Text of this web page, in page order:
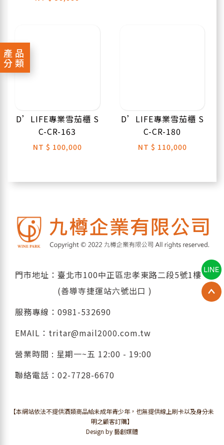
產品
分類
D’LIFE專業雪茄櫃 S
C-CR-163
NT $ 100,000
D’LIFE專業雪茄櫃 S
C-CR-180
NT $ 110,000
門市地址：臺北市100中正區忠孝東路二段5號1樓
(善導寺捷運站六號出口 )
服務專線： 0981-532690
EMAIL： tritar@mail2000.com.tw
營業時間 : 星期一~五 12:00 - 19:00
聯絡電話： 02-7728-6670
【本網站依法不提供酒類商品給未成年青少年，也無提供線上刷卡以及身分未
明之顧客訂購】
Design by 藝創媒體